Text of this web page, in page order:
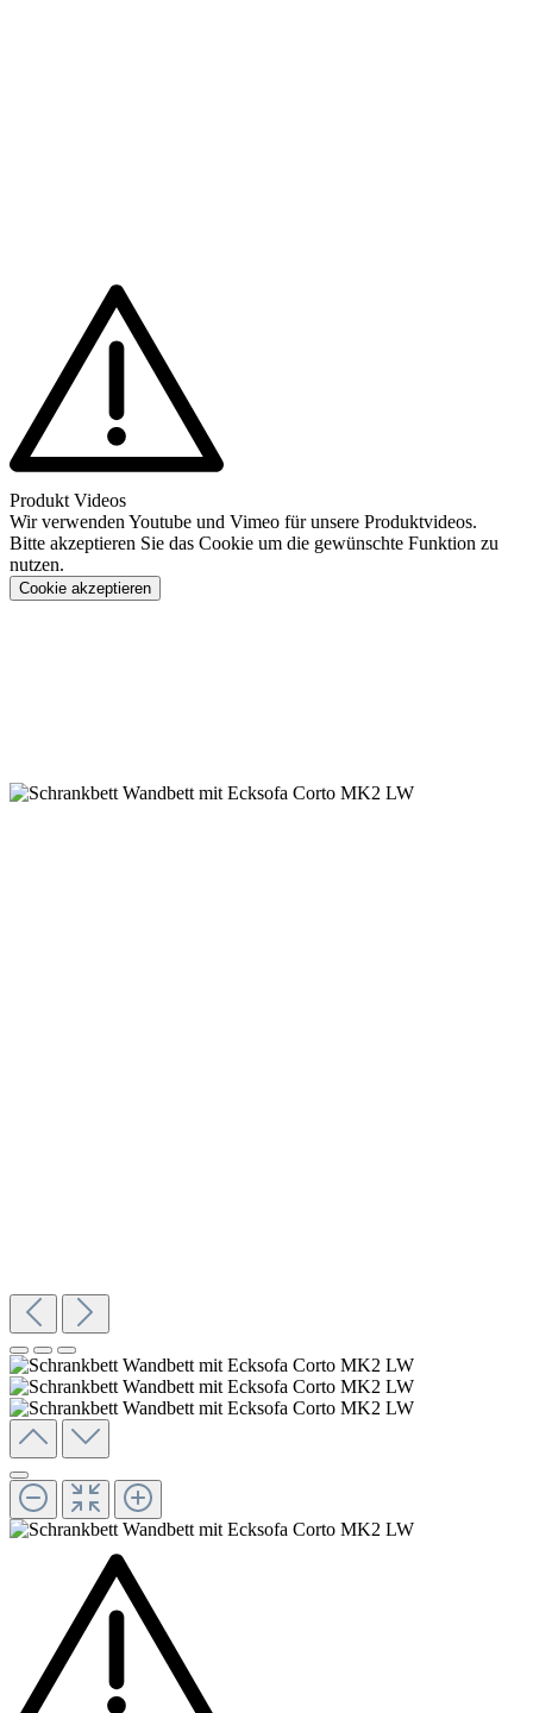
Produkt Videos
Wir verwenden Youtube und Vimeo für unsere Produktvideos.
Bitte akzeptieren Sie das Cookie um die gewünschte Funktion zu
nutzen.
Cookie akzeptieren